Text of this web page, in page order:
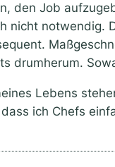
den Job
nicht notwendig.
drumherum.
Lebens
ich Chefs